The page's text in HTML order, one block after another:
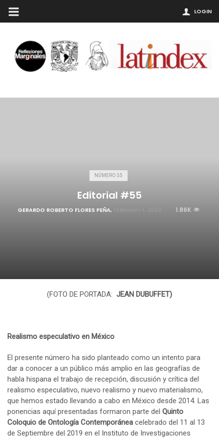
LOGIN
NÚMERO 55
Editorial #55
GERARDO ROBERTO FLORES PEÑA, 1.86K
(FOTO DE PORTADA: JEAN DUBUFFET)
Realismo especulativo en México
El presente número ha sido planteado como un intento para
dar a conocer a un público más amplio en las geografías de
habla hispana el trabajo de recepción, discusión y crítica del
realismo especulativo, nuevo realismo y nuevo materialismo,
que hemos estado llevando a cabo en México desde 2014. Las
ponencias aquí presentadas formaron parte del Quinto
Coloquio de Ontología Contemporánea celebrado del 11 al 13
de Septiembre del 2019 en el Instituto de Investigaciones